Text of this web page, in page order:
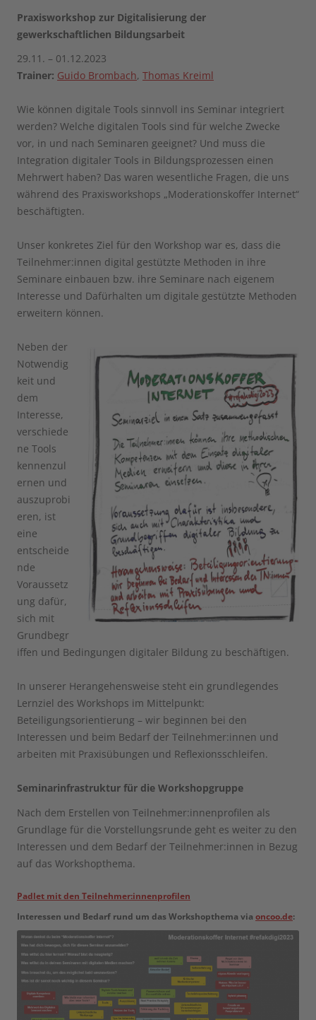
Praxisworkshop zur Digitalisierung der
gewerkschaftlichen Bildungsarbeit
29.11. – 01.12.2023
Trainer: Guido Brombach, Thomas Kreiml
Wie können digitale Tools sinnvoll ins Seminar integriert
werden? Welche digitalen Tools sind für welche Zwecke
vor, in und nach Seminaren geeignet? Und muss die
Integration digitaler Tools in Bildungsprozessen einen
Mehrwert haben? Das waren wesentliche Fragen, die uns
während des Praxisworkshops „Moderationskoffer Internet“
beschäftigten.
Unser konkretes Ziel für den Workshop war es, dass die
Teilnehmer:innen digital gestützte Methoden in ihre
Seminare einbauen bzw. ihre Seminare nach eigenem
Interesse und Dafürhalten um digitale gestützte Methoden
erweitern können.
Neben der
Notwendig
keit und
dem
Interesse,
verschiede
ne Tools
kennenzul
ernen und
auszuprobi
eren, ist
eine
entscheide
nde
Voraussetz
ung dafür,
sich mit
Grundbegr
iffen und Bedingungen digitaler Bildung zu beschäftigen.
In unserer Herangehensweise steht ein grundlegendes
Lernziel des Workshops im Mittelpunkt:
Beteiligungsorientierung – wir beginnen bei den
Interessen und beim Bedarf der Teilnehmer:innen und
arbeiten mit Praxisübungen und Reflexionsschleifen.
Seminarinfrastruktur für die Workshopgruppe
Nach dem Erstellen von Teilnehmer:innenprofilen als
Grundlage für die Vorstellungsrunde geht es weiter zu den
Interessen und dem Bedarf der Teilnehmer:innen in Bezug
auf das Workshopthema.
Padlet mit den Teilnehmer:innenprofilen
Interessen und Bedarf rund um das Workshopthema via oncoo.de: